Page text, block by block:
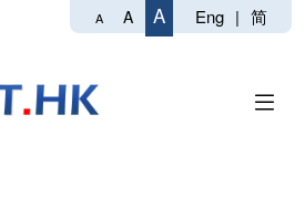
A A A Eng | 简